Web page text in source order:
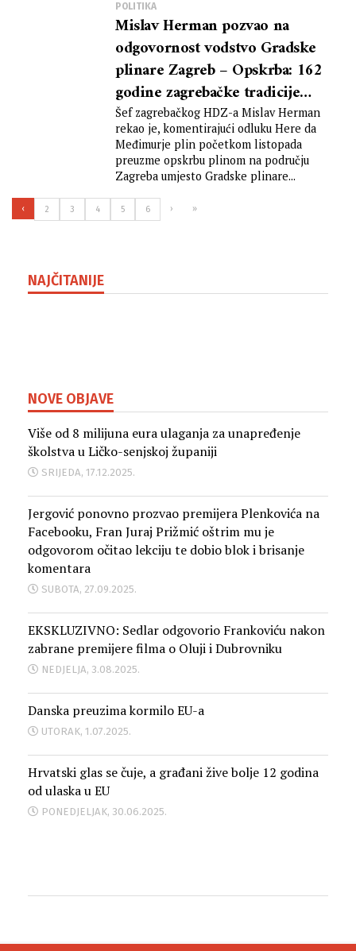
POLITIKA
Mislav Herman pozvao na
odgovornost vodstvo Gradske
plinare Zagreb – Opskrba: 162
godine zagrebačke tradicije
otišle su u vjetar
Šef zagrebačkog HDZ-a Mislav Herman
rekao je, komentirajući odluku Here da
Međimurje plin početkom listopada
preuzme opskrbu plinom na području
Zagreba umjesto Gradske plinare...
‹ 2 3 4 5 6 › »
NAJČITANIJE
NOVE OBJAVE
Više od 8 milijuna eura ulaganja za unapređenje
školstva u Ličko-senjskoj županiji
SRIJEDA, 17.12.2025.
Jergović ponovno prozvao premijera Plenkovića na
Facebooku, Fran Juraj Prižmić oštrim mu je
odgovorom očitao lekciju te dobio blok i brisanje
komentara
SUBOTA, 27.09.2025.
EKSKLUZIVNO: Sedlar odgovorio Frankoviću nakon
zabrane premijere filma o Oluji i Dubrovniku
NEDJELJA, 3.08.2025.
Danska preuzima kormilo EU-a
UTORAK, 1.07.2025.
Hrvatski glas se čuje, a građani žive bolje 12 godina
od ulaska u EU
PONEDJELJAK, 30.06.2025.